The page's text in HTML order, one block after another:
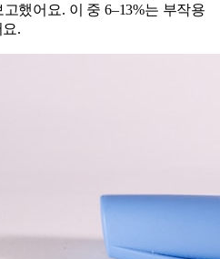
했어요. 이 중 6–13%는 부작용
.